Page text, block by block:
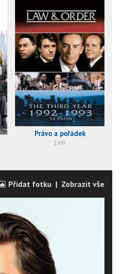
Právo a pořádek
1990
Přidat fotku | Zobrazit vše